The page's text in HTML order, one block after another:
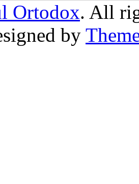
Ortodox. All
by